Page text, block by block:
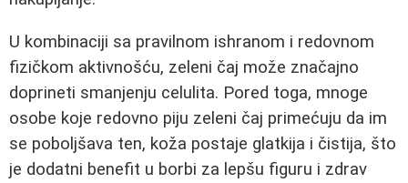
U kombinaciji sa pravilnom ishranom i redovnom
fizičkom aktivnošću, zeleni čaj može značajno
doprineti smanjenju celulita. Pored toga, mnoge
osobe koje redovno piju zeleni čaj primećuju da im
se poboljšava ten, koža postaje glatkija i čistija, što
je dodatni benefit u borbi za lepšu figuru i zdrav